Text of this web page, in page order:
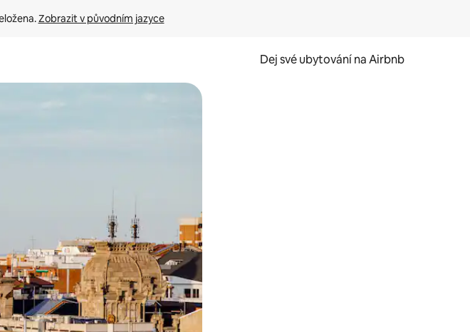
Zobrazit v původním jazyce
Dej své ubytování na Airbnb
nebo přejetím prstem.